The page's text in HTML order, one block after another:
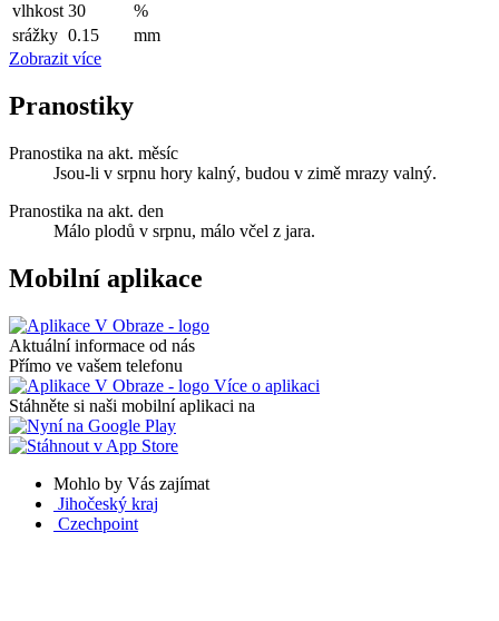
vlhkost 30
%
srážky 0.15
mm
Zobrazit více
Pranostiky
Pranostika na akt. měsíc
Jsou-li v srpnu hory kalný, budou v zimě mrazy valný.
Pranostika na akt. den
Málo plodů v srpnu, málo včel z jara.
Mobilní aplikace
Aktuální informace od nás
Přímo ve vašem telefonu
Více o aplikaci
Stáhněte si naši mobilní aplikaci na
Mohlo by Vás zajímat
Jihočeský kraj
Czechpoint